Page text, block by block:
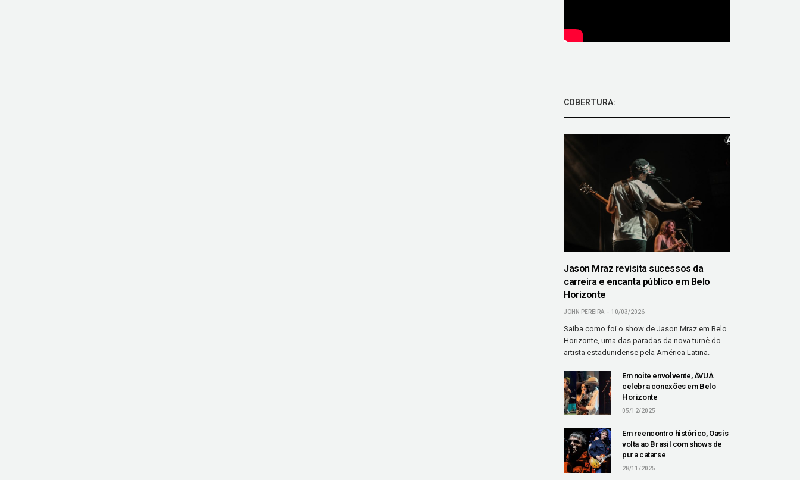
COBERTURA:
Jason Mraz revisita sucessos da
carreira e encanta público em Belo
Horizonte
JOHN PEREIRA 10/03/2026
Saiba como foi o show de Jason Mraz em Belo
Horizonte, uma das paradas da nova turnê do
artista estadunidense pela América Latina.
Em noite envolvente, ÀVUÀ
celebra conexões em Belo
Horizonte
05/12/2025
Em reencontro histórico, Oasis
volta ao Brasil com shows de
pura catarse
28/11/2025